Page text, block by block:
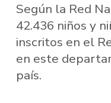
Según la Red
42.436 niños y
inscritos en el
en este
país.